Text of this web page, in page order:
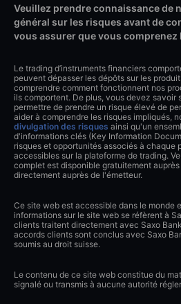
Veuillez prendre connaissance de
général sur les risques avant de
vous assurer que vous comprenez
Le trading d’instruments financiers
peuvent dépasser les dépôts sur les
comprendre comment fonctionnent nos
ils comportent. De plus, vous devez savoir
permettre de prendre un risque élevé de
aider à comprendre les risques impliqués,
divulgation des risques ainsi qu'un
d'informations clés (Key Information
risques et opportunités associés à chaque
accessibles sur la plateforme de trading.
complet est disponible gratuitement
directement auprès de l'émetteur.
Ce site web est accessible dans le monde
informations sur le site web se réfèrent à
clients traitent directement avec Saxo
accords clients sont conclus avec Saxo
soumis au droit suisse.
Le contenu de ce site web constitue du
signalé ou transmis à aucune autorité